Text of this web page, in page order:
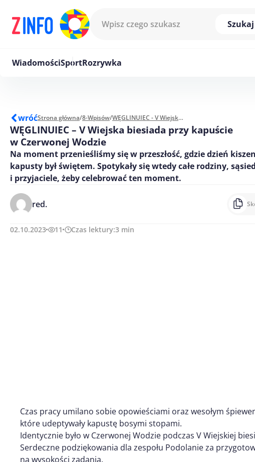
Szukaj
WiadomościSportRozrywka
wróćStrona główna/8-Wpisów/ WĘGLINUIEC - V Wiejska biesiada przy kapuście w Czerwonej Wodzie
WĘGLINUIEC – V Wiejska biesiada przy kapuście
w Czerwonej Wodzie
Na moment przenieśliśmy się w przeszłość, gdzie dzień
kapusty był świętem. Spotykały się wtedy całe rodziny,
i przyjaciele, żeby celebrować ten moment.
red.
02.10.2023 11 Czas lektury:3 min
Czas pracy umilano sobie opowieściami oraz wesołym
które udeptywały kapustę bosymi stopami.
Identycznie było w Czerwonej Wodzie podczas V Wiejskiej
Serdeczne podziękowania dla zespołu Podolanie za
na wysokości zadania.